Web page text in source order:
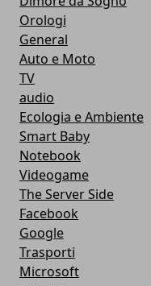
Orologi
General
Auto e Moto
TV
audio
Ecologia e Ambiente
Smart Baby
Notebook
Videogame
The Server Side
Facebook
Google
Trasporti
Microsoft